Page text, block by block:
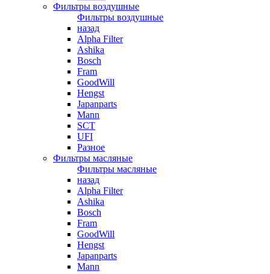
Фильтры воздушные
Фильтры воздушные
назад
Alpha Filter
Ashika
Bosch
Fram
GoodWill
Hengst
Japanparts
Mann
SCT
UFI
Разное
Фильтры масляные
Фильтры масляные
назад
Alpha Filter
Ashika
Bosch
Fram
GoodWill
Hengst
Japanparts
Mann